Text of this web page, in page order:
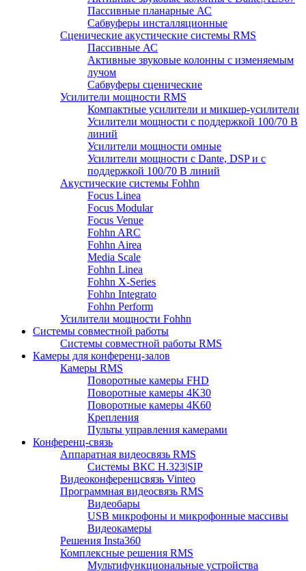
Пассивные планарные АС
Сабвуферы инсталляционные
Сценические акустические системы RMS
Пассивные АС
Активные звуковые колонны с изменяемым
лучом
Сабвуферы сценические
Усилители мощности RMS
Компактные усилители и микшер-усилители
Усилители мощности с поддержкой 100/70 В
линий
Усилители мощности омные
Усилители мощности с Dante, DSP и с
поддержкой 100/70 В линий
Акустические системы Fohhn
Focus Linea
Focus Modular
Focus Venue
Fohhn ARC
Fohhn Airea
Media Scale
Fohhn Linea
Fohhn X-Series
Fohhn Integrato
Fohhn Perform
Усилители мощности Fohhn
Системы совместной работы
Системы совместной работы RMS
Камеры для конференц-залов
Камеры RMS
Поворотные камеры FHD
Поворотные камеры 4K30
Поворотные камеры 4K60
Крепления
Пульты управления камерами
Конференц-связь
Аппаратная видеосвязь RMS
Системы ВКС H.323|SIP
Видеоконференцсвязь Vinteo
Программная видеосвязь RMS
Видеобары
USB микрофоны и микрофонные массивы
Видеокамеры
Решения Insta360
Комплексные решения RMS
Мультифункциональные устройства